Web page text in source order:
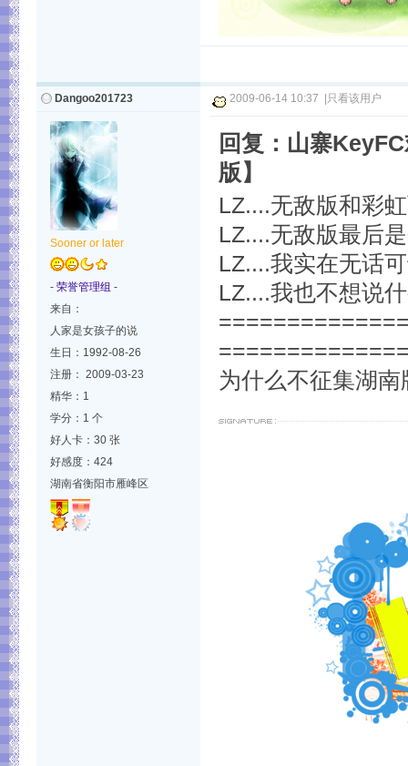
Dangoo201723
Sooner or later
- 荣誉管理组 -
来自：
人家是女孩子的说
生日：1992-08-26
注册： 2009-03-23
精华：1
学分：1 个
好人卡：30 张
好感度：424
湖南省衡阳市雁峰区
2009-06-14 10:37 只看该用户
回复：山寨
版】
LZ....无敌版和彩
LZ....无敌版最后
LZ....我实在无话
LZ....我也不想说
为什么不征集湖南